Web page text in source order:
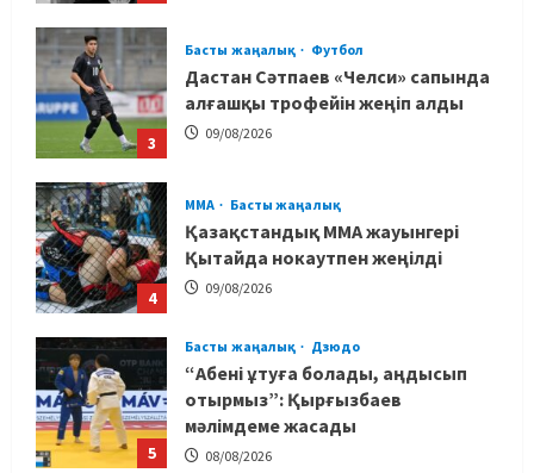
3
Басты жаңалық Футбол
Дастан Сәтпаев «Челси» сапында
алғашқы трофейін жеңіп алды
09/08/2026
4
MMA Басты жаңалық
Қазақстандық MMA жауынгері
Қытайда нокаутпен жеңілді
09/08/2026
5
Басты жаңалық Дзюдо
“Абені ұтуға болады, аңдысып
отырмыз”: Қырғызбаев
мәлімдеме жасады
08/08/2026